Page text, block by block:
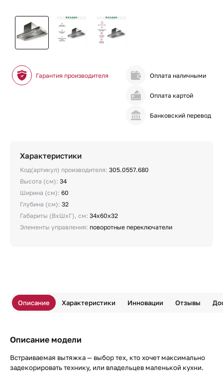
Гарантия производителя Оплата наличными
Оплата картой
Банковский перевод
Характеристики
Код(артикул) производителя: 305.0557.680
Высота (см): 34
Ширина (см): 60
Глубина (см): 32
Габариты (ВхШхГ), см: 34x60x32
Элементы управления: поворотные переключатели
Описание Характеристики Инновации Отзывы
Описание модели
Встраиваемая вытяжка — выбор тех, кто хочет максимально
задекорировать технику, или владельцев маленькой кухни.